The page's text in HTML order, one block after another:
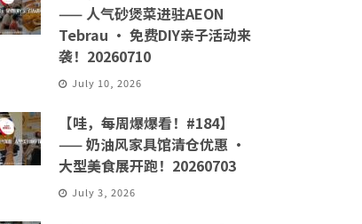
—— 人气砂煲菜进驻AEON
Tebrau · 免费DIY亲子活动来
袭！20260710
July 10, 2026
【哇，每周爆爆看！#184】
—— 奶油风家具馆清仓优惠 ·
大型美食展开跑！20260703
July 3, 2026